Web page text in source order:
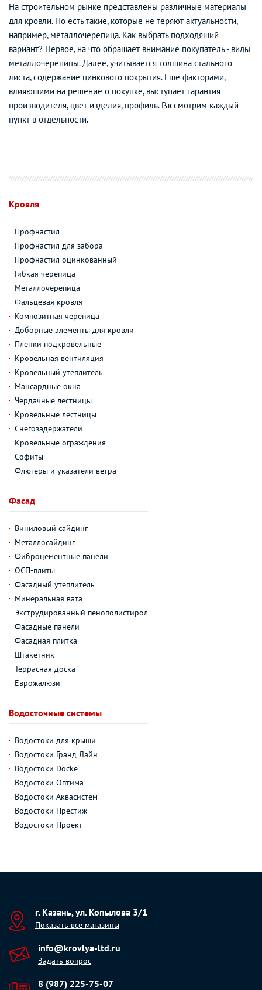
На строительном рынке представлены различные материалы
для кровли. Но есть такие, которые не теряют актуальности,
например, металлочерепица. Как выбрать подходящий
вариант? Первое, на что обращает внимание покупатель - виды
металлочерепицы. Далее, учитывается толщина стального
листа, содержание цинкового покрытия. Еще факторами,
влияющими на решение о покупке, выступает гарантия
производителя, цвет изделия, профиль. Рассмотрим каждый
пункт в отдельности.
Кровля
Профнастил
Профнастил для забора
Профнастил оцинкованный
Гибкая черепица
Металлочерепица
Фальцевая кровля
Композитная черепица
Доборные элементы для кровли
Пленки подкровельные
Кровельная вентиляция
Кровельный утеплитель
Мансардные окна
Чердачные лестницы
Кровельные лестницы
Снегозадержатели
Кровельные ограждения
Софиты
Флюгеры и указатели ветра
Фасад
Виниловый сайдинг
Металлосайдинг
Фиброцементные панели
ОСП-плиты
Фасадный утеплитель
Минеральная вата
Экструдированный пенополистирол
Фасадные панели
Фасадная плитка
Штакетник
Террасная доска
Еврожалюзи
Водосточные системы
Водостоки для крыши
Водостоки Гранд Лайн
Водостоки Docke
Водостоки Оптима
Водостоки Аквасистем
Водостоки Престиж
Водостоки Проект
г. Казань, ул. Копылова 3/1
Показать все магазины
info@krovlya-ltd.ru
Задать вопрос
8 (987) 225-75-07